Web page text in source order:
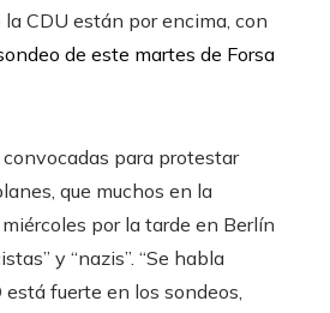
CDU están por encima, con
de este martes de Forsa
para protestar
que muchos en la
por la tarde en Berlín
y “nazis”. “Se habla
fuerte en los sondeos,